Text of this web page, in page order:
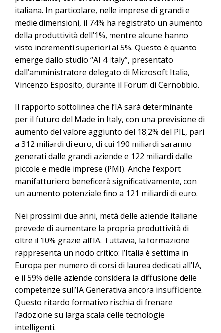
italiana. In particolare, nelle imprese di grandi e
medie dimensioni, il 74% ha registrato un aumento
della produttività dell’1%, mentre alcune hanno
visto incrementi superiori al 5%. Questo è quanto
emerge dallo studio “AI 4 Italy”, presentato
dall’amministratore delegato di Microsoft Italia,
Vincenzo Esposito, durante il Forum di Cernobbio.
Il rapporto sottolinea che l’IA sarà determinante
per il futuro del Made in Italy, con una previsione di
aumento del valore aggiunto del 18,2% del PIL, pari
a 312 miliardi di euro, di cui 190 miliardi saranno
generati dalle grandi aziende e 122 miliardi dalle
piccole e medie imprese (PMI). Anche l’export
manifatturiero beneficerà significativamente, con
un aumento potenziale fino a 121 miliardi di euro.
Nei prossimi due anni, metà delle aziende italiane
prevede di aumentare la propria produttività di
oltre il 10% grazie all’IA. Tuttavia, la formazione
rappresenta un nodo critico: l’Italia è settima in
Europa per numero di corsi di laurea dedicati all’IA,
e il 59% delle aziende considera la diffusione delle
competenze sull’IA Generativa ancora insufficiente.
Questo ritardo formativo rischia di frenare
l’adozione su larga scala delle tecnologie
intelligenti.